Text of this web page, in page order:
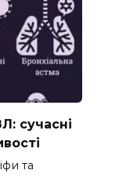
сучасні
та